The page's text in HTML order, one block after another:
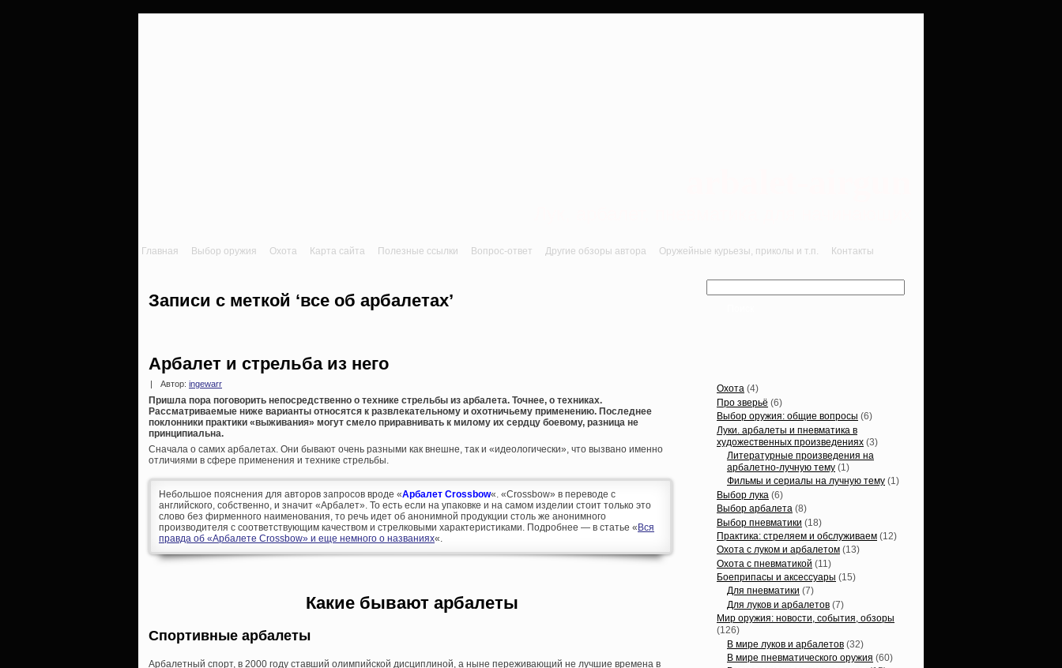
Главная Выбор оружия Охота Карта сайта Полезные ссылки Вопрос-ответ Другие обзоры автора Оружейные курьезы, приколы и т.п. Контакты
Записи с меткой ‘все об арбалетах’
Арбалет и стрельба из него
Автор: ingewarr
Пришла пора поговорить непосредственно о технике стрельбы из арбалета. Точнее, о техниках.
Рассматриваемые ниже варианты относятся к развлекательному и охотничьему применению. Последнее
поклонники практики «выживания» могут смело приравнивать к милому их сердцу боевому, разница не
принципиальна.
Сначала о самих арбалетах. Они бывают очень разными как внешне, так и «идеологически», что вызвано именно
отличиями в сфере применения и технике стрельбы.
Небольшое пояснения для авторов запросов вроде «Арбалет Crossbow«. «Crossbow» в переводе с
английского, собственно, и значит «Арбалет». То есть если на упаковке и на самом изделии стоит только это
слово без фирменного наименования, то речь идет об анонимной продукции столь же анонимного
производителя с соответствующим качеством и стрелковыми характеристиками. Подробнее — в статье « Вся
правда об «Арбалете Crossbow» и еще немного о названиях«.
Какие бывают арбалеты
Спортивные арбалеты
Арбалетный спорт, в 2000 году ставший олимпийской дисциплиной, а ныне переживающий не лучшие времена в
Охота (4)
Про зверьё (6)
Выбор оружия: общие вопросы (6)
Луки. арбалеты и пневматика в
художественных произведениях (3)
Литературные произведения на
арбалетно-лучную тему (1)
Фильмы и сериалы на лучную тему (1)
Выбор лука (6)
Выбор арбалета (8)
Выбор пневматики (18)
Практика: стреляем и обслуживаем (12)
Охота с луком и арбалетом (13)
Охота с пневматикой (11)
Боеприпасы и аксессуары (15)
Для пневматики (7)
Для луков и арбалетов (7)
Мир оружия: новости, события, обзоры
(126)
В мире луков и арбалетов (32)
В мире пневматического оружия (60)